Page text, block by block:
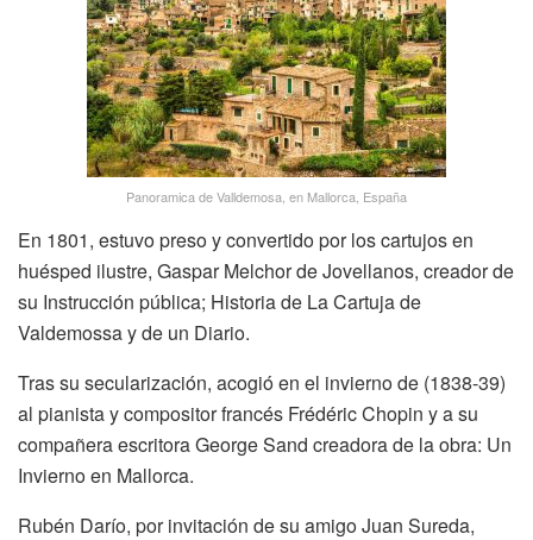
Panoramica de Valldemosa, en Mallorca, España
En 1801, estuvo preso y convertido por los cartujos en
huésped ilustre, Gaspar Melchor de Jovellanos, creador de
su Instrucción pública; Historia de La Cartuja de
Valdemossa y de un Diario.
Tras su secularización, acogió en el invierno de (1838-39)
al pianista y compositor francés Frédéric Chopin y a su
compañera escritora George Sand creadora de la obra: Un
Invierno en Mallorca.
Rubén Darío, por invitación de su amigo Juan Sureda,